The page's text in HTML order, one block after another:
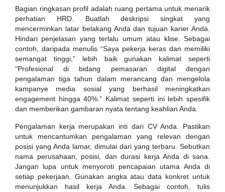
Bagian ringkasan profil adalah ruang pertama untuk menarik
perhatian HRD. Buatlah deskripsi singkat yang
mencerminkan latar belakang Anda dan tujuan karier Anda.
Hindari penjelasan yang terlalu umum atau klise. Sebagai
contoh, daripada menulis “Saya pekerja keras dan memiliki
semangat tinggi,” lebih baik gunakan kalimat seperti
“Profesional di bidang pemasaran digital dengan
pengalaman tiga tahun dalam merancang dan mengelola
kampanye media sosial yang berhasil meningkatkan
engagement hingga 40%.” Kalimat seperti ini lebih spesifik
dan memberikan gambaran nyata tentang keahlian Anda.
Pengalaman kerja merupakan inti dari CV Anda. Pastikan
untuk mencantumkan pengalaman yang relevan dengan
posisi yang Anda lamar, dimulai dari yang terbaru. Sebutkan
nama perusahaan, posisi, dan durasi kerja Anda di sana.
Jangan lupa untuk menyoroti pencapaian utama Anda di
setiap pekerjaan. Gunakan angka atau data konkret untuk
menunjukkan hasil kerja Anda. Sebagai contoh, tulis